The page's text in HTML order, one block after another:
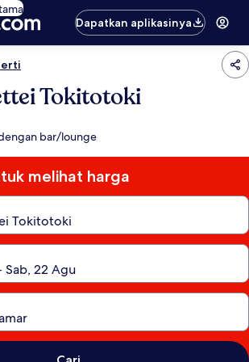
Dapatkan aplikasinya
Tokitotoki
bar/lounge
melihat harga